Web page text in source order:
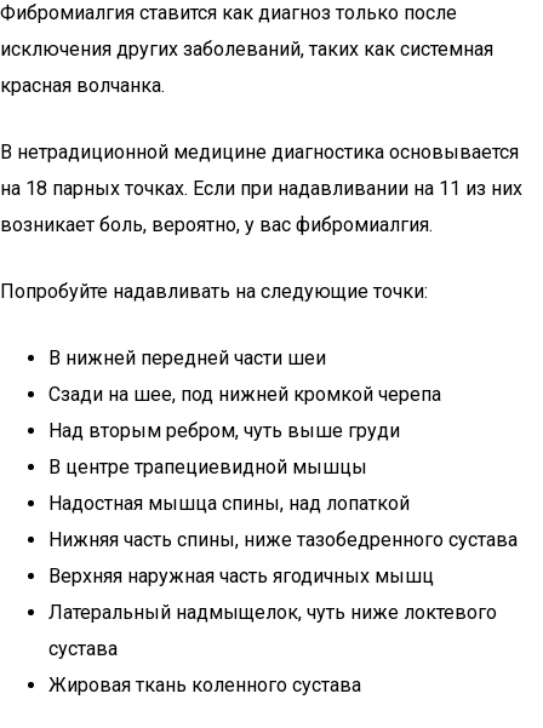
Фибромиалгия ставится как диагноз только после
исключения других заболеваний, таких как системная
красная волчанка.
В нетрадиционной медицине диагностика основывается
на 18 парных точках. Если при надавливании на 11 из них
возникает боль, вероятно, у вас фибромиалгия.
Попробуйте надавливать на следующие точки:
В нижней передней части шеи
Сзади на шее, под нижней кромкой черепа
Над вторым ребром, чуть выше груди
В центре трапециевидной мышцы
Надостная мышца спины, над лопаткой
Нижняя часть спины, ниже тазобедренного сустава
Верхняя наружная часть ягодичных мышц
Латеральный надмыщелок, чуть ниже локтевого
сустава
Жировая ткань коленного сустава